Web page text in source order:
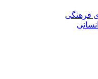
فرهنگی